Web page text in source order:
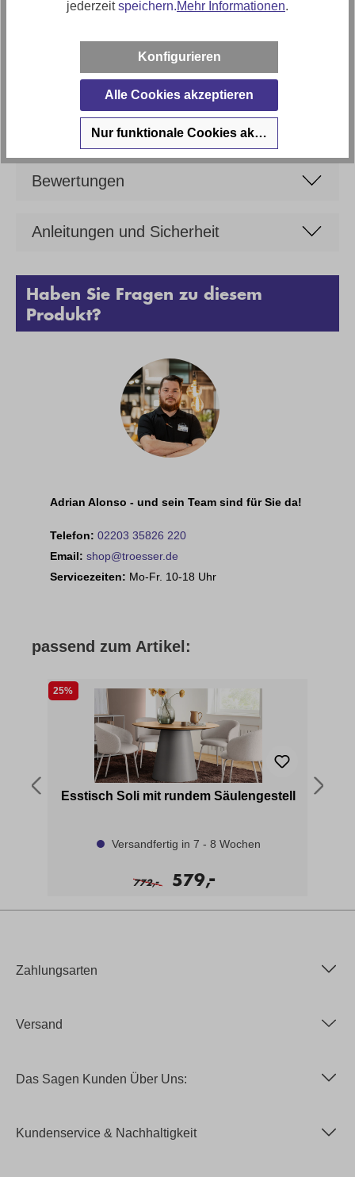
breite ca. 160cm; Tiefe ca. 90cm; Höhe ca. 76cm
Artikel Bezeichnung
Erweiterbarer Esstisch Ceramico Quadro
Artikelfunktionen
Ausziehbar (beidseitig) um ca. 40cm
Bewertungen
Anleitungen und Sicherheit
Haben Sie Fragen zu diesem
Produkt?
Adrian Alonso - und sein Team sind für Sie da!
Telefon: 02203 35826 220
Email: shop@troesser.de
Servicezeiten: Mo-Fr. 10-18 Uhr
passend zum Artikel:
25%
Esstisch Soli mit rundem Säulengestell
Versandfertig in 7 - 8 Wochen
772,
- 579,
-
Zahlungsarten
Versand
Das Sagen Kunden Über Uns:
Kundenservice & Nachhaltigkeit
jederzeitspeichern.Mehr Informationen.
Konfigurieren
Alle Cookies akzeptieren
Nur funktionale Cookies akzeptieren